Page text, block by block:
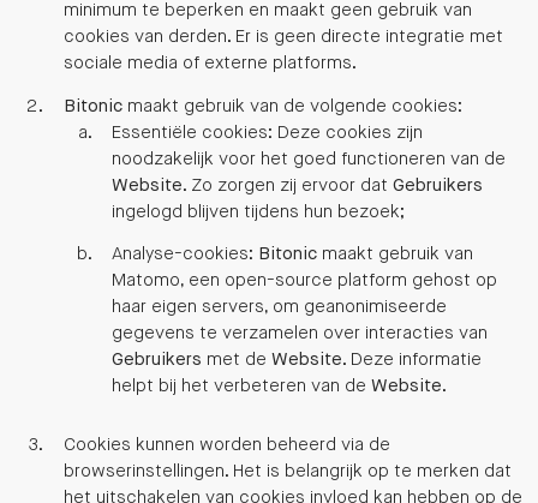
minimum te beperken en maakt geen gebruik van
cookies van derden. Er is geen directe integratie met
sociale media of externe platforms.
Bitonicmaakt gebruik van de volgende cookies:
Essentiële cookies: Deze cookies zijn
noodzakelijk voor het goed functioneren van de
Website. Zo zorgen zij ervoor dat Gebruikers
ingelogd blijven tijdens hun bezoek;
Analyse-cookies: Bitonic maakt gebruik van
Matomo, een open-source platform gehost op
haar eigen servers, om geanonimiseerde
gegevens te verzamelen over interacties van
Gebruikers met de Website. Deze informatie
helpt bij het verbeteren van de Website.
Cookies kunnen worden beheerd via de
browserinstellingen. Het is belangrijk op te merken dat
het uitschakelen van cookies invloed kan hebben op de